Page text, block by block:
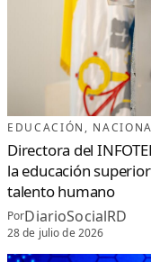
EDUCACIÓN ,
Directora del
la educación
talento humano
PorDiarioSocialRD
28 de julio de 2026